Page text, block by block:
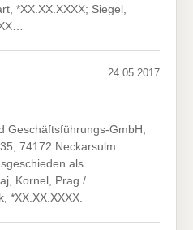
*XX.XX.XXXX; Siegel,
24.05.2017
Geschäftsführungs-GmbH,
74172 Neckarsulm.
als
Kornel, Prag /
*XX.XX.XXXX.